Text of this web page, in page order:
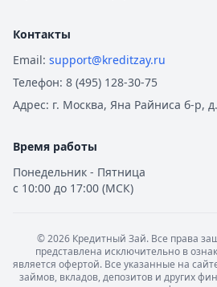
Контакты
Email: support@kreditzay.ru
Телефон: 8 (495) 128-30-75
Адрес: г. Москва, Яна Райниса б-р,
Время работы
Понедельник - Пятница
с 10:00 до 17:00 (МСК)
©2026 Кредитный Зай. Все права
представлена исключительно в
является офертой. Все указанные на
займов, вкладов, депозитов и других